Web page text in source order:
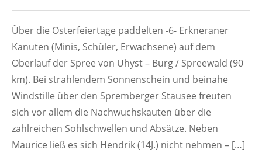
Über die Osterfeiertage paddelten -6- Erkneraner
Kanuten (Minis, Schüler, Erwachsene) auf dem
Oberlauf der Spree von Uhyst – Burg / Spreewald (90
km). Bei strahlendem Sonnenschein und beinahe
Windstille über den Spremberger Stausee freuten
sich vor allem die Nachwuchskauten über die
zahlreichen Sohlschwellen und Absätze. Neben
Maurice ließ es sich Hendrik (14J.) nicht nehmen – […]